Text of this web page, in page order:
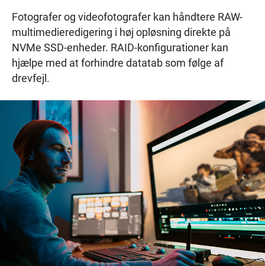
Fotografer og videofotografer kan håndtere RAW-
multimedieredigering i høj opløsning direkte på
NVMe SSD-enheder. RAID-konfigurationer kan
hjælpe med at forhindre datatab som følge af
drevfejl.